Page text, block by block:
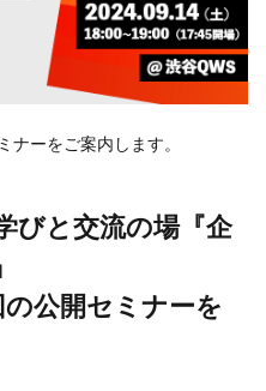
ーをご案内します。
びと交流の場『企
公開セミナーを
ブ 高橋龍征